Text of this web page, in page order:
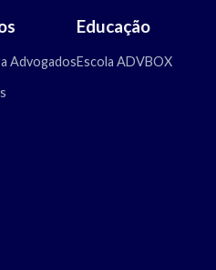
Advogados
Educação
Escola ADVBOX